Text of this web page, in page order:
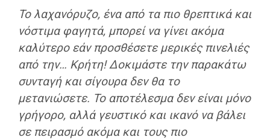
Το λαχανόρυζο, ένα από τα πιο θρεπτικά και
νόστιμα φαγητά, μπορεί να γίνει ακόμα
καλύτερο εάν προσθέσετε μερικές πινελιές
από την… Κρήτη!Δοκιμάστε την παρακάτω
συνταγή και σίγουρα δεν θα το
μετανιώσετε. Το αποτέλεσμα δεν είναι μόνο
γρήγορο, αλλά γευστικό και ικανό να βάλει
σε πειρασμό ακόμα και τους πιο